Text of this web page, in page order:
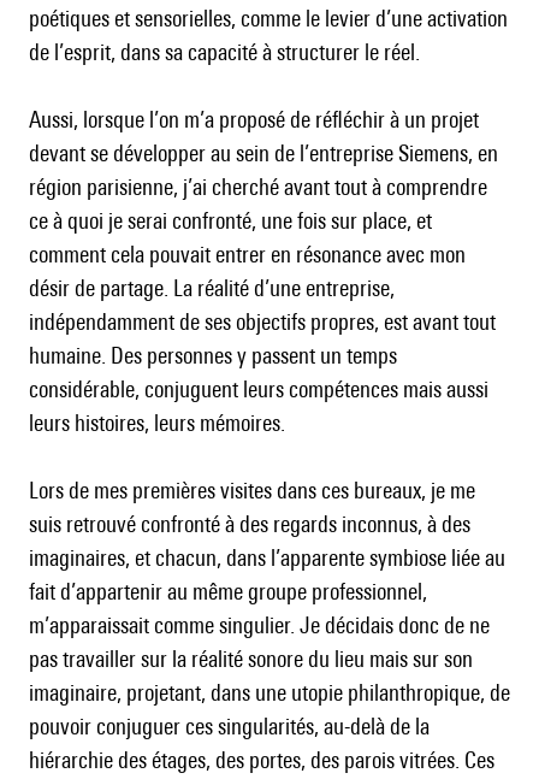
poétiques et sensorielles, comme le levier d’une activation
de l’esprit, dans sa capacité à structurer le réel.
Aussi, lorsque l’on m’a proposé de réfléchir à un projet
devant se développer au sein de l’entreprise Siemens, en
région parisienne, j’ai cherché avant tout à comprendre
ce à quoi je serai confronté, une fois sur place, et
comment cela pouvait entrer en résonance avec mon
désir de partage. La réalité d’une entreprise,
indépendamment de ses objectifs propres, est avant tout
humaine. Des personnes y passent un temps
considérable, conjuguent leurs compétences mais aussi
leurs histoires, leurs mémoires.
Lors de mes premières visites dans ces bureaux, je me
suis retrouvé confronté à des regards inconnus, à des
imaginaires, et chacun, dans l’apparente symbiose liée au
fait d’appartenir au même groupe professionnel,
m’apparaissait comme singulier. Je décidais donc de ne
pas travailler sur la réalité sonore du lieu mais sur son
imaginaire, projetant, dans une utopie philanthropique, de
pouvoir conjuguer ces singularités, au-delà de la
hiérarchie des étages, des portes, des parois vitrées. Ces